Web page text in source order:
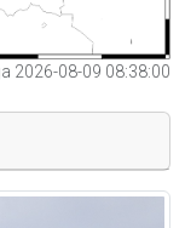
2026-08-09 08:38:00